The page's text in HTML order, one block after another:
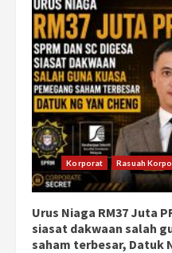
Korporat Rasuah
Urus Niaga RM37 Juta
siasat dakwaan salah
saham terbesar, Datuk